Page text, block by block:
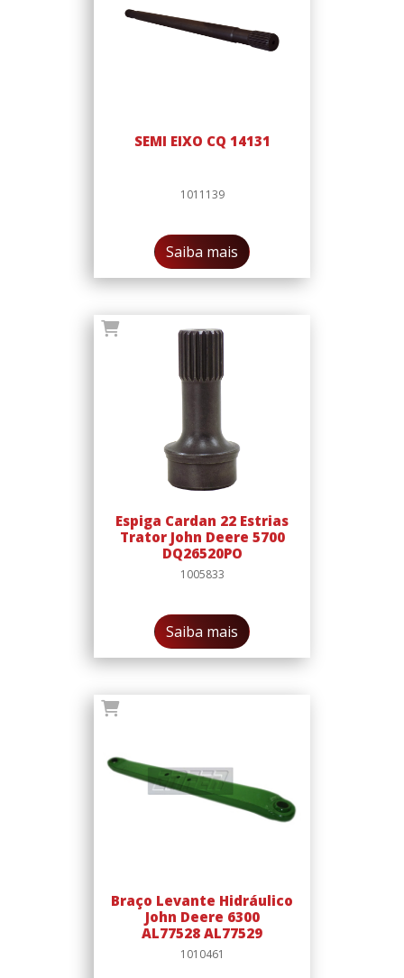
SEMI EIXO CQ 14131
1011139
Saiba mais
Espiga Cardan 22 Estrias
Trator John Deere 5700
DQ26520PO
1005833
Saiba mais
Braço Levante Hidráulico
John Deere 6300
AL77528 AL77529
1010461